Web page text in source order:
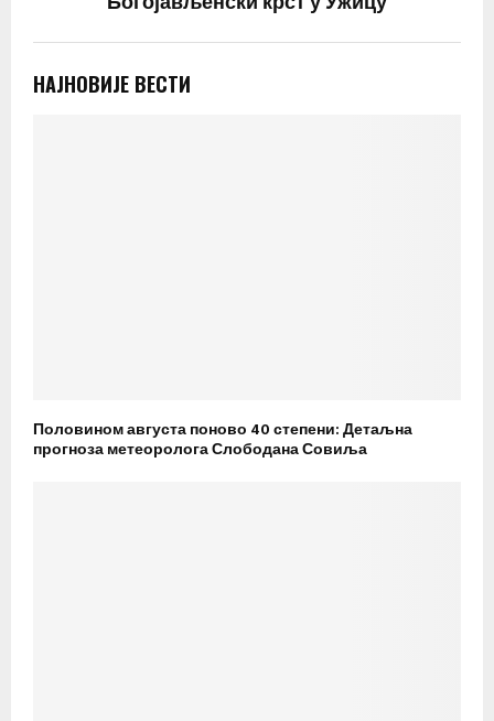
НАЈНОВИЈЕ ВЕСТИ
Половином августа поново 40 степени: Детаљна
прогноза метеоролога Слободана Совиља